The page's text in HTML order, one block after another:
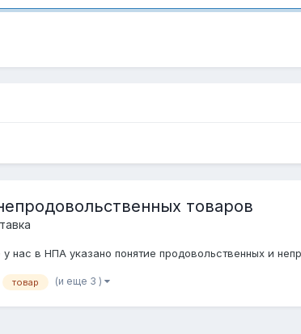
товаров
нас в НПА указано понятие продовольственных и
товар (и еще 3 )